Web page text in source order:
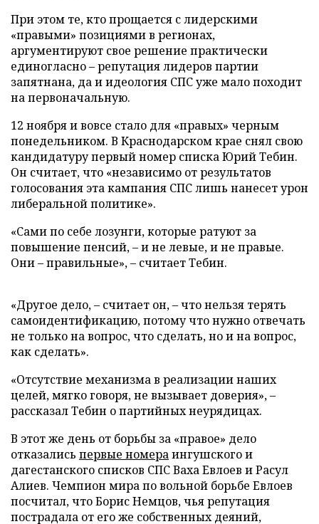
При этом те, кто прощается с лидерскими
«правыми» позициями в регионах,
аргументируют свое решение практически
единогласно – репутация лидеров партии
запятнана, да и идеология СПС уже мало походит
на первоначальную.
12 ноября и вовсе стало для «правых» черным
понедельником. В Краснодарском крае снял свою
кандидатуру первый номер списка Юрий Тебин.
Он считает, что «независимо от результатов
голосования эта кампания СПС лишь нанесет урон
либеральной политике».
«Сами по себе лозунги, которые ратуют за
повышение пенсий, – и не левые, и не правые.
Они – правильные», – считает Тебин.
«Другое дело, – считает он, – что нельзя терять
самоидентификацию, потому что нужно отвечать
не только на вопрос, что сделать, но и на вопрос,
как сделать».
«Отсутствие механизма в реализации наших
целей, мягко говоря, не вызывает доверия», –
рассказал Тебин о партийных неурядицах.
В этот же день от борьбы за «правое» дело
отказались первые номераингушского и
дагестанского списков СПС Ваха Евлоев и Расул
Алиев. Чемпион мира по вольной борьбе Евлоев
посчитал, что Борис Немцов, чья репутация
пострадала от его же собственных деяний,